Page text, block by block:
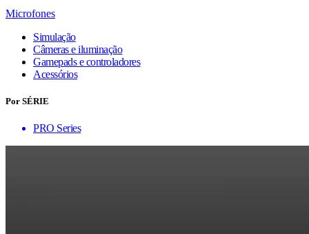
Microfones
Simulação
Câmeras e iluminação
Gamepads e controladores
Acessórios
Por SÉRIE
PRO Series